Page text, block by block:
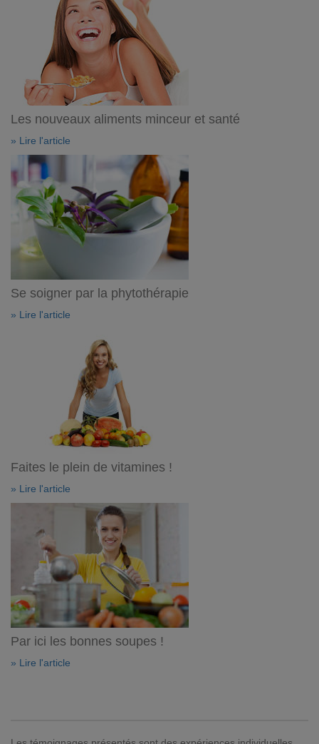
Les nouveaux aliments minceur et santé
» Lire l'article
Se soigner par la phytothérapie
» Lire l'article
Faites le plein de vitamines !
» Lire l'article
Par ici les bonnes soupes !
» Lire l'article